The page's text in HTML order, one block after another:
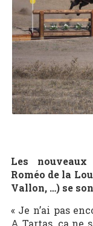
Les
Roméo de la
Vallon, …) se
« Je n’ai pas
A Tartas, ça ne